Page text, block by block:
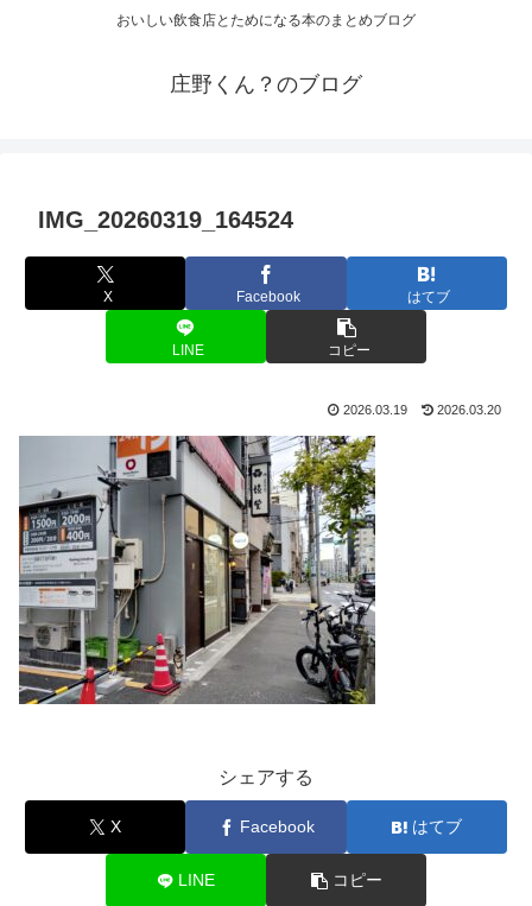
おいしい飲食店とためになる本のまとめブログ
庄野くん？のブログ
IMG_20260319_164524
X Facebook はてブ
LINE コピー
2026.03.19 2026.03.20
シェアする
X Facebook はてブ
LINE コピー